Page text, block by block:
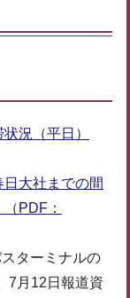
況（平日）
日大社までの間
PDF：
ターミナルの
7月12日報道資